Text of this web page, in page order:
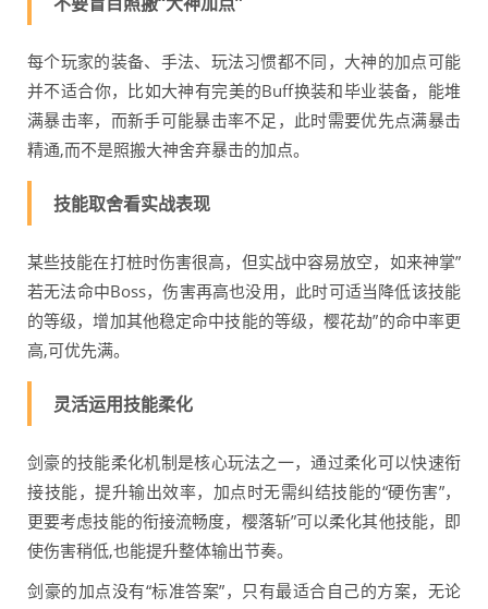
每个玩家的装备、手法、玩法习惯都不同，大神的加点可能
并不适合你，比如大神有完美的Buff换装和毕业装备，能堆
满暴击率，而新手可能暴击率不足，此时需要优先点满暴击
精通,而不是照搬大神舍弃暴击的加点。
技能取舍看实战表现
某些技能在打桩时伤害很高，但实战中容易放空，如来神掌”
若无法命中Boss，伤害再高也没用，此时可适当降低该技能
的等级，增加其他稳定命中技能的等级，樱花劫”的命中率更
高,可优先满。
灵活运用技能柔化
剑豪的技能柔化机制是核心玩法之一，通过柔化可以快速衔
接技能，提升输出效率，加点时无需纠结技能的“硬伤害”，
更要考虑技能的衔接流畅度，樱落斩”可以柔化其他技能，即
使伤害稍低,也能提升整体输出节奏。
剑豪的加点没有“标准答案”，只有最适合自己的方案，无论